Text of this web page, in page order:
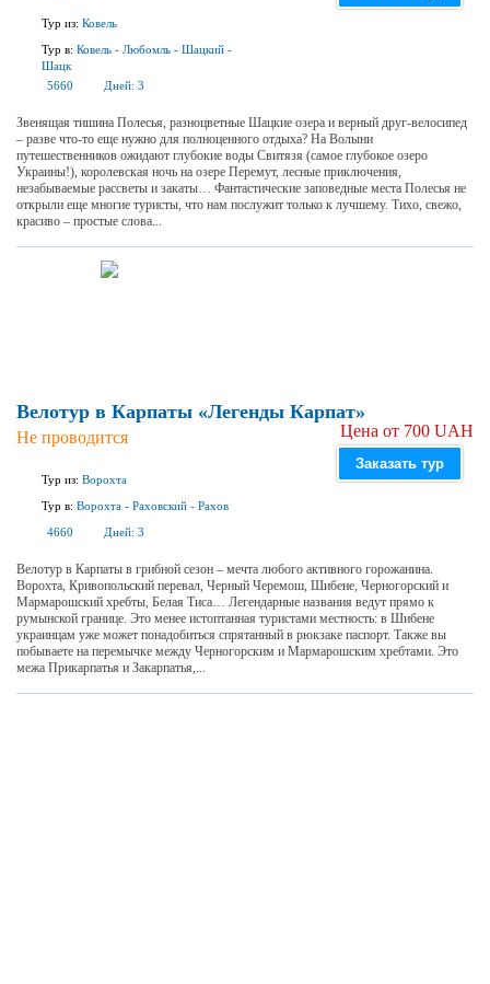
Тур из: Ковель
Тур в: Ковель - Любомль - Шацкий -
Шацк
5660
Дней: 3
Звенящая тишина Полесья, разноцветные Шацкие озера и верный друг-велосипед
– разве что-то еще нужно для полноценного отдыха? На Волыни
путешественников ожидают глубокие воды Свитязя (самое глубокое озеро
Украины!), королевская ночь на озере Перемут, лесные приключения,
незабываемые рассветы и закаты… Фантастические заповедные места Полесья не
открыли еще многие туристы, что нам послужит только к лучшему. Тихо, свежо,
красиво – простые слова...
Велотур в Карпаты «Легенды Карпат»
Не проводится
Тур из: Ворохта
Тур в: Ворохта - Раховский - Рахов
4660
Дней: 3
Цена от 700 UAH
Заказать тур
Велотур в Карпаты в грибной сезон – мечта любого активного горожанина.
Ворохта, Кривопольский перевал, Черный Черемош, Шибене, Черногорский и
Мармарошский хребты, Белая Тиса… Легендарные названия ведут прямо к
румынской границе. Это менее истоптанная туристами местность: в Шибене
украинцам уже может понадобиться спрятанный в рюкзаке паспорт. Также вы
побываете на перемычке между Черногорским и Мармарошским хребтами. Это
межа Прикарпатья и Закарпатья,...